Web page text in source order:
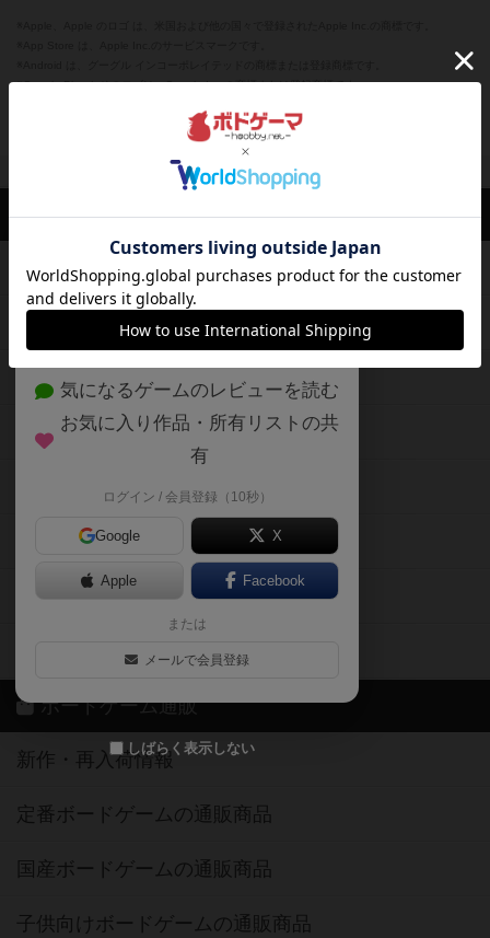
※Google Play とそのロゴは、Google Inc.の商標または登録商標です。
ボドとも一覧 杏 マイボードゲーム
閉じる
ボードゲームのプレイ履歴を記録し
て、
自分のデータを管理しませんか？
約75,000人がボドゲーマを利用中！
気になるゲームのレビューを読む
お気に入り作品・所有リストの共
有
ログイン / 会員登録（10秒）
Google X
Apple Facebook
または
メールで会員登録
しばらく表示しない
ボドゲーマTOP
ボードゲームを検索する
ボードゲームの新着レビュー
ボードゲーム会情報
メカニクス特集
掲示板・トピックス
ボドとも・会員一覧
ボードゲーム業界コラム
ボドゲーマご利用案内
ボードゲーム通販
新作・再入荷情報
定番ボードゲームの通販商品
国産ボードゲームの通販商品
子供向けボードゲームの通販商品